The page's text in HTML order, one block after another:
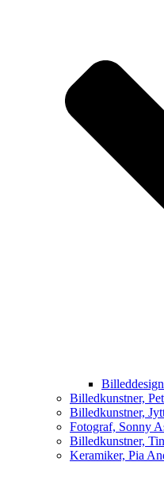
Billeddesign
Billedkunstner,
Billedkunstner,
Fotograf, Sonny
Billedkunstner,
Keramiker, Pia